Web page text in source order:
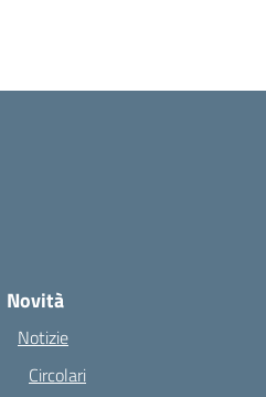
Novità
Notizie
Circolari